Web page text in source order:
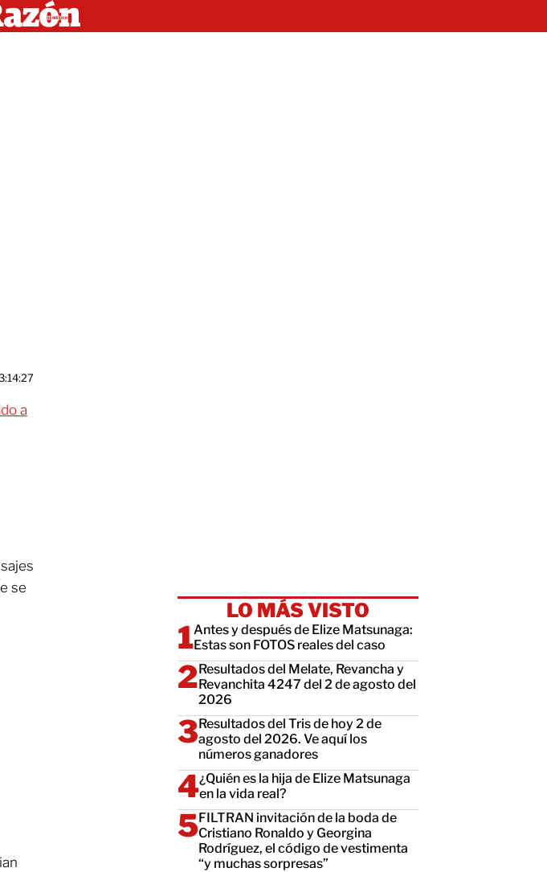
a
se
LO MÁS VISTO
Antes y después de Elize Matsunaga:
Estas son FOTOS reales del caso
Resultados del Melate, Revancha y
Revanchita 4247 del 2 de agosto del
2026
Resultados del Tris de hoy 2 de
agosto del 2026. Ve aquí los
números ganadores
¿Quién es la hija de Elize Matsunaga
en la vida real?
FILTRAN invitación de la boda de
Cristiano Ronaldo y Georgina
Rodríguez, el código de vestimenta
“y muchas sorpresas”